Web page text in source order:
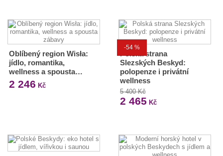
Oblíbený region Wisła:
jídlo, romantika,
wellness a spousta…
2 246 Kč
-54 %
Polská strana
Slezských Beskyd:
polopenze i privátní
wellness
5 400 Kč
2 465 Kč